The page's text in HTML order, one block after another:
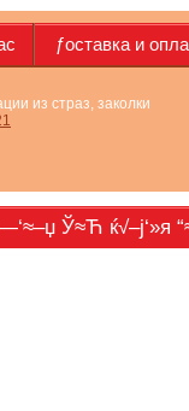
ƒоставка и
из страз, заколки
Ў≈Ћ ќ√–ј‘»я